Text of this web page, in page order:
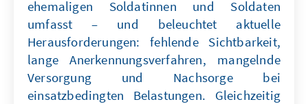
ehemaligen Soldatinnen und Soldaten
umfasst – und beleuchtet aktuelle
Herausforderungen: fehlende Sichtbarkeit,
lange Anerkennungsverfahren, mangelnde
Versorgung und Nachsorge bei
einsatzbedingten Belastungen. Gleichzeitig